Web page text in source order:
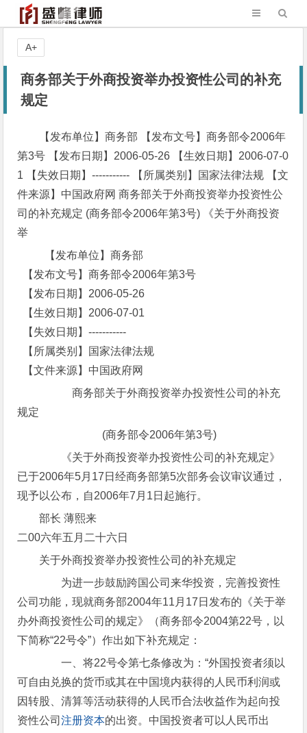
商务部关于外商投资举办投资性公司的补充
规定
【发布单位】商务部 【发布文号】商务部令2006年
第3号 【发布日期】2006-05-26 【生效日期】2006-07-0
1 【失效日期】----------- 【所属类别】国家法律法规 【文
件来源】中国政府网 商务部关于外商投资举办投资性公
司的补充规定 (商务部令2006年第3号) 《关于外商投资
举
【发布单位】商务部
【发布文号】商务部令2006年第3号
【发布日期】2006-05-26
【生效日期】2006-07-01
【失效日期】-----------
【所属类别】国家法律法规
【文件来源】中国政府网
商务部关于外商投资举办投资性公司的补充
规定
(商务部令2006年第3号)
《关于外商投资举办投资性公司的补充规定》
已于2006年5月17日经商务部第5次部务会议审议通过，
现予以公布，自2006年7月1日起施行。
部长 薄熙来
二00六年五月二十六日
关于外商投资举办投资性公司的补充规定
为进一步鼓励跨国公司来华投资，完善投资性
公司功能，现就商务部2004年11月17日发布的《关于举
办外商投资性公司的规定》（商务部令2004第22号，以
下简称“22号令”）作出如下补充规定：
一、将22号令第七条修改为：“外国投资者须以
可自由兑换的货币或其在中国境内获得的人民币利润或
因转股、清算等活动获得的人民币合法收益作为起向投
资性公司注册资本的出资。中国投资者可以人民币出
A+